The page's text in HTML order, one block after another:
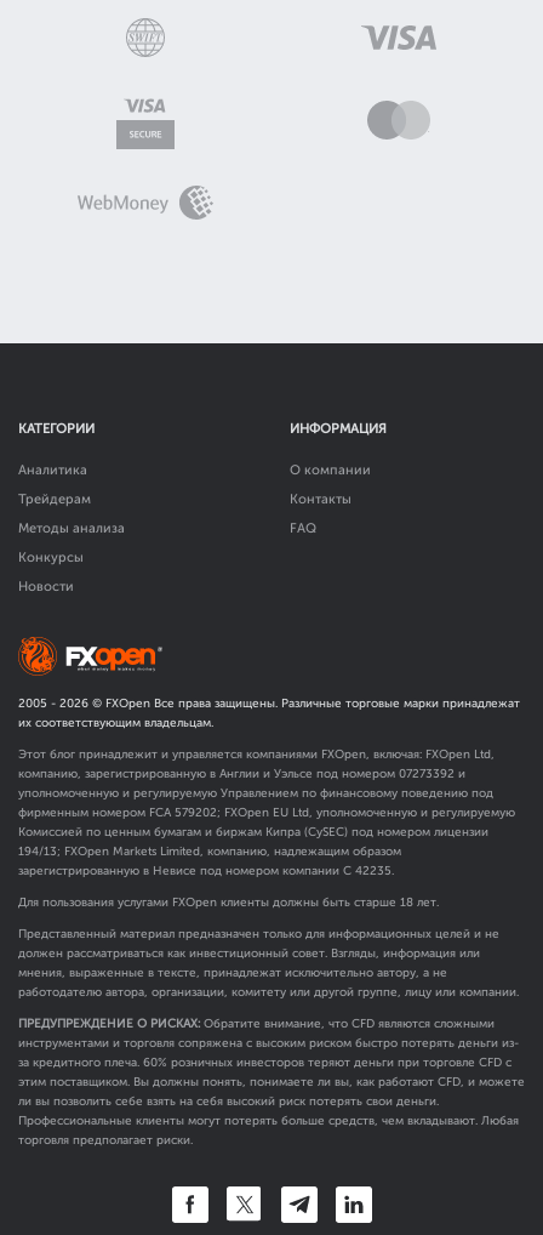
КАТЕГОРИИ
Аналитика
Трейдерам
Методы анализа
Конкурсы
Новости
ИНФОРМАЦИЯ
О компании
Контакты
FAQ
2005 - 2026 © FXOpen Все права защищены. Различные торговые марки принадлежат
их соответствующим владельцам.
Этот блог принадлежит и управляется компаниями FXOpen, включая: FXOpen Ltd,
компанию, зарегистрированную в Англии и Уэльсе под номером 07273392 и
уполномоченную и регулируемую Управлением по финансовому поведению под
фирменным номером FCA 579202; FXOpen EU Ltd, уполномоченную и регулируемую
Комиссией по ценным бумагам и биржам Кипра (CySEC) под номером лицензии
194/13; FXOpen Markets Limited, компанию, надлежащим образом
зарегистрированную в Невисе под номером компании C 42235.
Для пользования услугами FXOpen клиенты должны быть старше 18 лет.
Представленный материал предназначен только для информационных целей и не
должен рассматриваться как инвестиционный совет. Взгляды, информация или
мнения, выраженные в тексте, принадлежат исключительно автору, а не
работодателю автора, организации, комитету или другой группе, лицу или компании.
ПРЕДУПРЕЖДЕНИЕ О РИСКАХ: Обратите внимание, что CFD являются сложными
инструментами и торговля сопряжена с высоким риском быстро потерять деньги из-
за кредитного плеча. 60% розничных инвесторов теряют деньги при торговле CFD с
этим поставщиком. Вы должны понять, понимаете ли вы, как работают CFD, и можете
ли вы позволить себе взять на себя высокий риск потерять свои деньги.
Профессиональные клиенты могут потерять больше средств, чем вкладывают. Любая
торговля предполагает риски.